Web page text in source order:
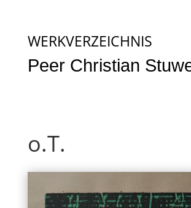
WERKVERZEICHNIS
Peer Christian
o.T.